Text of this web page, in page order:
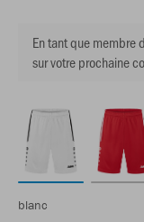
En tant que membre
sur votre prochaine
blanc